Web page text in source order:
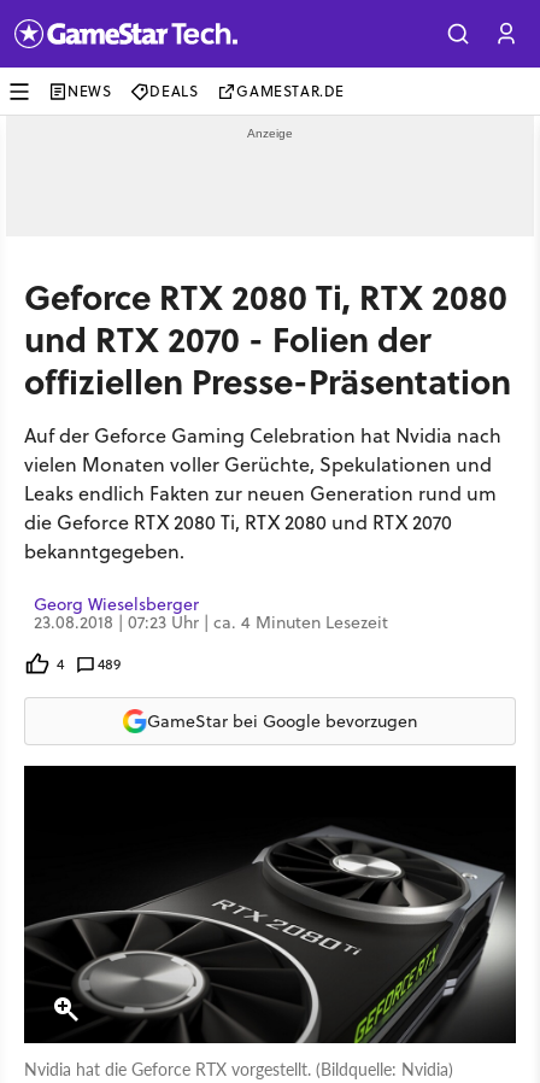
NEWS DEALS GAMESTAR.DE
Geforce RTX 2080 Ti, RTX 2080
und RTX 2070 - Folien der
offiziellen Presse-Präsentation
Auf der Geforce Gaming Celebration hat Nvidia nach
vielen Monaten voller Gerüchte, Spekulationen und
Leaks endlich Fakten zur neuen Generation rund um
die Geforce RTX 2080 Ti, RTX 2080 und RTX 2070
bekanntgegeben.
Georg Wieselsberger
23.08.2018 | 07:23 Uhr | ca. 4 Minuten Lesezeit
4 489
GameStar bei Google bevorzugen
Nvidia hat die Geforce RTX vorgestellt. (Bildquelle: Nvidia)